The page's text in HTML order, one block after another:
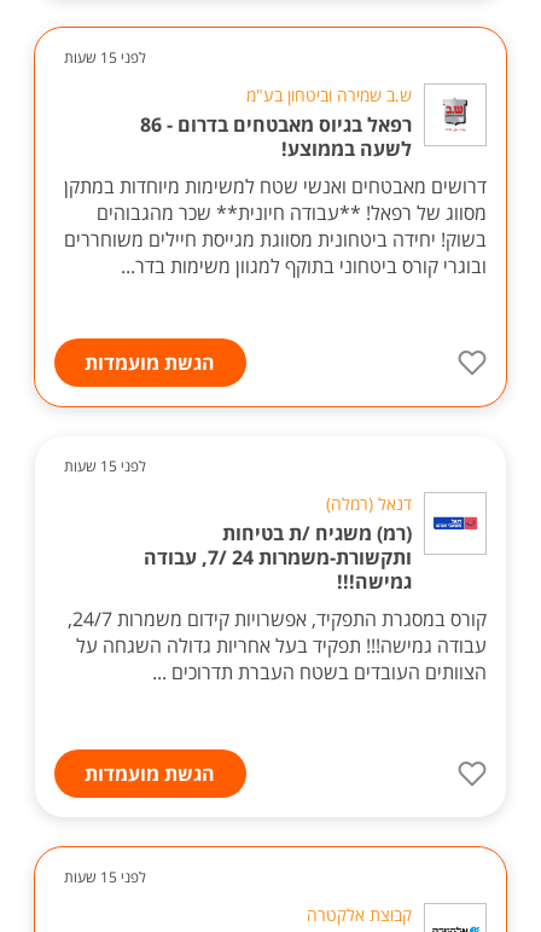
לפני 15 שעות
ש.ב שמירה וביטחון בע"מ
רפאל בגיוס מאבטחים בדרום - 86
לשעה בממוצע!
דרושים מאבטחים ואנשי שטח למשימות מיוחדות במתקן
מסווג של רפאל! **עבודה חיונית** שכר מהגבוהים
בשוק! יחידה ביטחונית מסווגת מגייסת חיילים משוחררים
ובוגרי קורס ביטחוני בתוקף למגוון משימות בדר...
הגשת מועמדות
לפני 15 שעות
דנאל (רמלה)
(רמ) משגיח /ת בטיחות
ותקשורת-משמרות 24 /7, עבודה
גמישה!!!
קורס במסגרת התפקיד, אפשרויות קידום משמרות 24/7,
עבודה גמישה!!! תפקיד בעל אחריות גדולה השגחה על
הצוותים העובדים בשטח העברת תדרוכים ...
הגשת מועמדות
לפני 15 שעות
קבוצת אלקטרה